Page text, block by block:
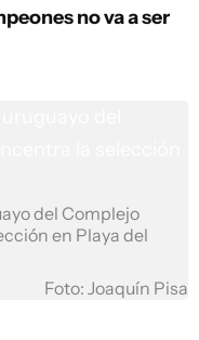
no va a ser
del Complejo
en Playa del
Foto: Joaquín Pisa